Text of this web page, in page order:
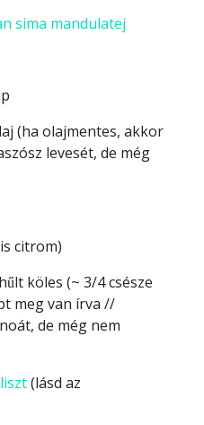
sima mandulatej
(ha olajmentes, akkor
levesét, de még
citrom)
köles (~ 3/4 csésze
meg van írva //
de még nem
(lásd az